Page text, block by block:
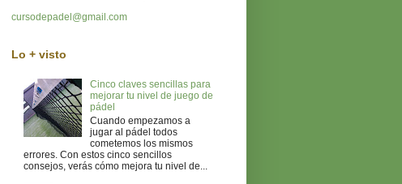
cursodepadel@gmail.com
Lo + visto
Cinco claves sencillas para
mejorar tu nivel de juego de
pádel
Cuando empezamos a
jugar al pádel todos
cometemos los mismos
errores. Con estos cinco sencillos
consejos, verás cómo mejora tu nivel de...